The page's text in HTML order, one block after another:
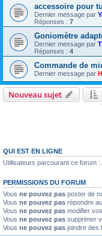
accessoire pour
Dernier message par
Réponses : 7
Goniomètre
Dernier message par
Réponses : 4
Commande de
Dernier message par
Nouveau sujet
QUI EST EN LIGNE
Utilisateurs parcourant ce forum
PERMISSIONS DU FORUM
Vous ne pouvez pas poster de
Vous ne pouvez pas répondre
Vous ne pouvez pas modifier
Vous ne pouvez pas supprimer
Vous ne pouvez pas joindre des